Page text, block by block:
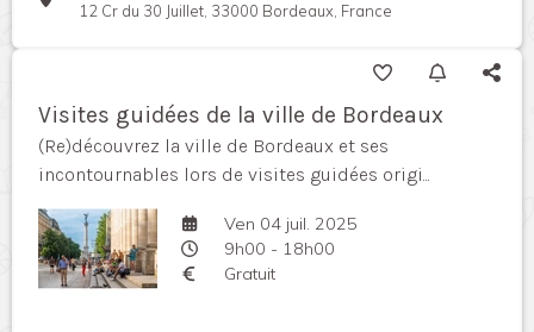
12 Cr du 30 Juillet, 33000 Bordeaux, France
Visites guidées de la ville de Bordeaux
(Re)découvrez la ville de Bordeaux et ses
incontournables lors de visites guidées origi...
Ven 04 juil. 2025
9h00 - 18h00
Gratuit